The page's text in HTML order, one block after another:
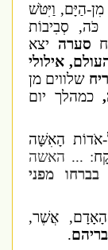
הַיָּם, וַיִּטֹּשׁ
סְבִיבוֹת
סערהיצא
אילולי
שלווים מן
כמהלך יום
הָאִשָּׁה
: ... האשה
מפני
אֲשֶׁר,
.